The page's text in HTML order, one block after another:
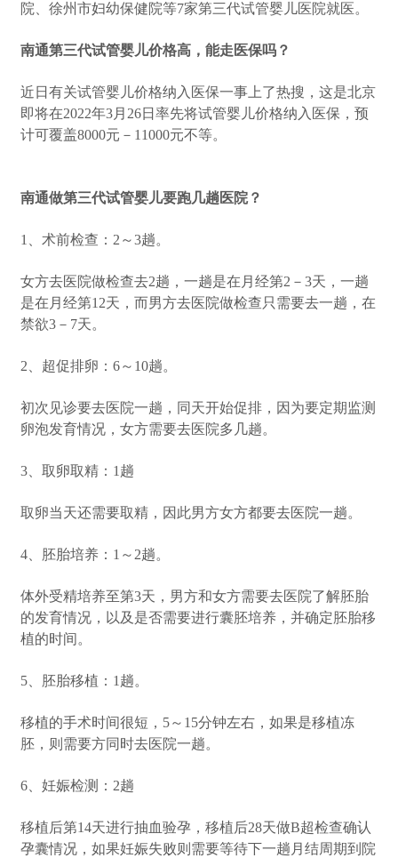
院、徐州市妇幼保健院等7家第三代试管婴儿医院就医。
南通第三代试管婴儿价格高，能走医保吗？
近日有关试管婴儿价格纳入医保一事上了热搜，这是北京
即将在2022年3月26日率先将试管婴儿价格纳入医保，预
计可覆盖8000元－11000元不等。
南通做第三代试管婴儿要跑几趟医院？
1、术前检查：2～3趟。
女方去医院做检查去2趟，一趟是在月经第2－3天，一趟
是在月经第12天，而男方去医院做检查只需要去一趟，在
禁欲3－7天。
2、超促排卵：6～10趟。
初次见诊要去医院一趟，同天开始促排，因为要定期监测
卵泡发育情况，女方需要去医院多几趟。
3、取卵取精：1趟
取卵当天还需要取精，因此男方女方都要去医院一趟。
4、胚胎培养：1～2趟。
体外受精培养至第3天，男方和女方需要去医院了解胚胎
的发育情况，以及是否需要进行囊胚培养，并确定胚胎移
植的时间。
5、胚胎移植：1趟。
移植的手术时间很短，5～15分钟左右，如果是移植冻
胚，则需要方同时去医院一趟。
6、妊娠检测：2趟
移植后第14天进行抽血验孕，移植后28天做B超检查确认
孕囊情况，如果妊娠失败则需要等待下一趟月结周期到院